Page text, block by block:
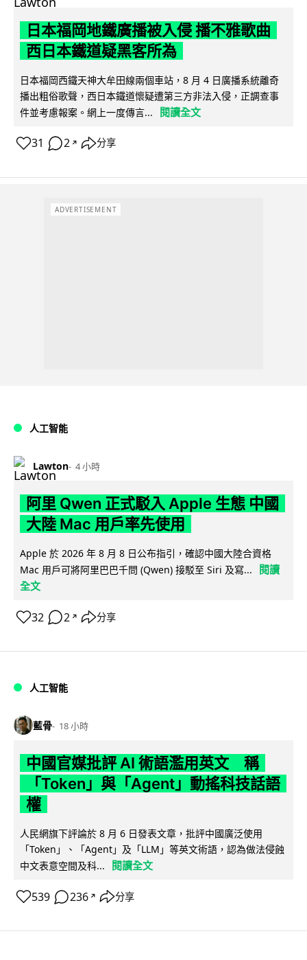
日本福岡地鐵廣播被入侵 播不雅歌曲
西日本鐵道疑黑客所為
日本福岡西鐵天神大牟田線兩個車站，8 月 4 日廣播系統離奇
播出粗俗歌聲，西日本鐵道懷疑遭第三方非法入侵，正調查事
件並考慮報案。網上一度傳言...
閱讀全文
31 2 ↗ 分享
ADVERTISEMENT
人工智能
Lawton 4 小時
阿里 Qwen 正式駁入 Apple 生態 中國
大陸 Mac 用戶率先使用
Apple 於 2026 年 8 月 8 日公布指引，確認中國大陸合資格
Mac 用戶可將阿里巴巴千問 (Qwen) 接駁至 Siri 及寫...
閱讀
全文
32 2 ↗ 分享
人工智能
藍骨 18 小時
中國官媒批評 AI 術語濫用英文 稱
「Token」與「Agent」動搖科技話語
權
人民網旗下評論於 8 月 6 日發表文章，批評中國廣泛使用
「Token」、「Agent」及「LLM」等英文術語，認為做法侵蝕
中文表意空間及科...
閱讀全文
539 236 ↗ 分享